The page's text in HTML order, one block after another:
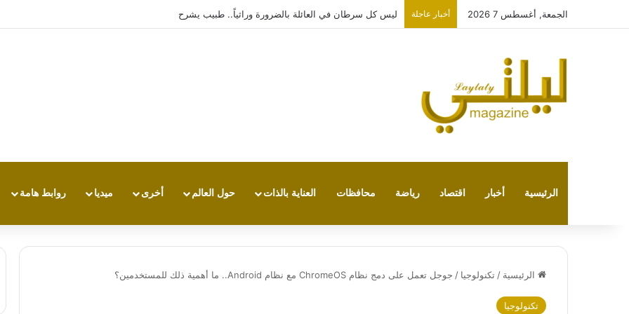
الجمعة, أغسطس 7 2026 أخبار عاجلة ليس كل سرطان في العائلة بالضرورة وراثياً.. طبيب يشرح
الرئيسية أخبار اقتصاد رياضة محافظات العناية بالذات حول العالم أخرى ميديا روابط هامة
الرئيسية / تكنولوجيا / جوجل تعمل على دمج نظام ChromeOS مع نظام Android.. ما أهمية ذلك للمستخدمين؟
تكنولوجيا